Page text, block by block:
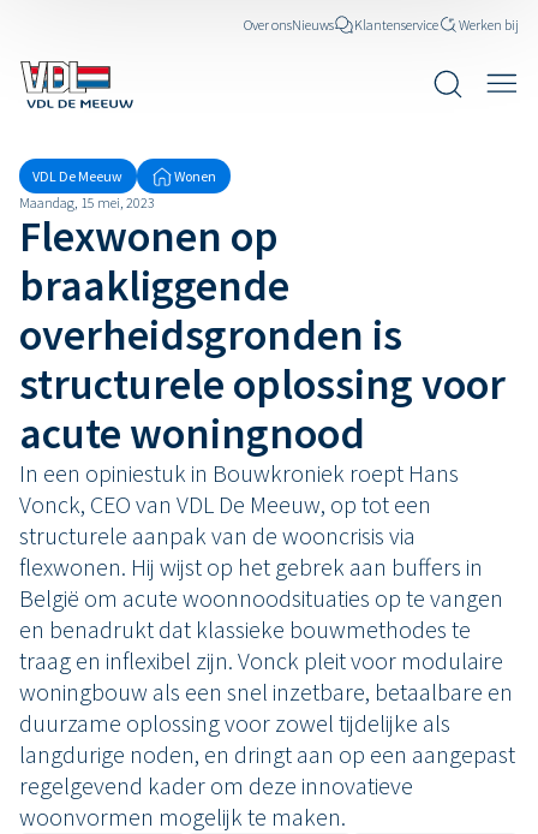
Over onsNieuws Klantenservice Werken bij
VDL De Meeuw
Wonen
Maandag, 15 mei, 2023
Flexwonen op
braakliggende
overheidsgronden is
structurele oplossing voor
acute woningnood
In een opiniestuk in Bouwkroniek roept Hans
Vonck, CEO van VDL De Meeuw, op tot een
structurele aanpak van de wooncrisis via
flexwonen. Hij wijst op het gebrek aan buffers in
België om acute woonnoodsituaties op te vangen
en benadrukt dat klassieke bouwmethodes te
traag en inflexibel zijn. Vonck pleit voor modulaire
woningbouw als een snel inzetbare, betaalbare en
duurzame oplossing voor zowel tijdelijke als
langdurige noden, en dringt aan op een aangepast
regelgevend kader om deze innovatieve
woonvormen mogelijk te maken.